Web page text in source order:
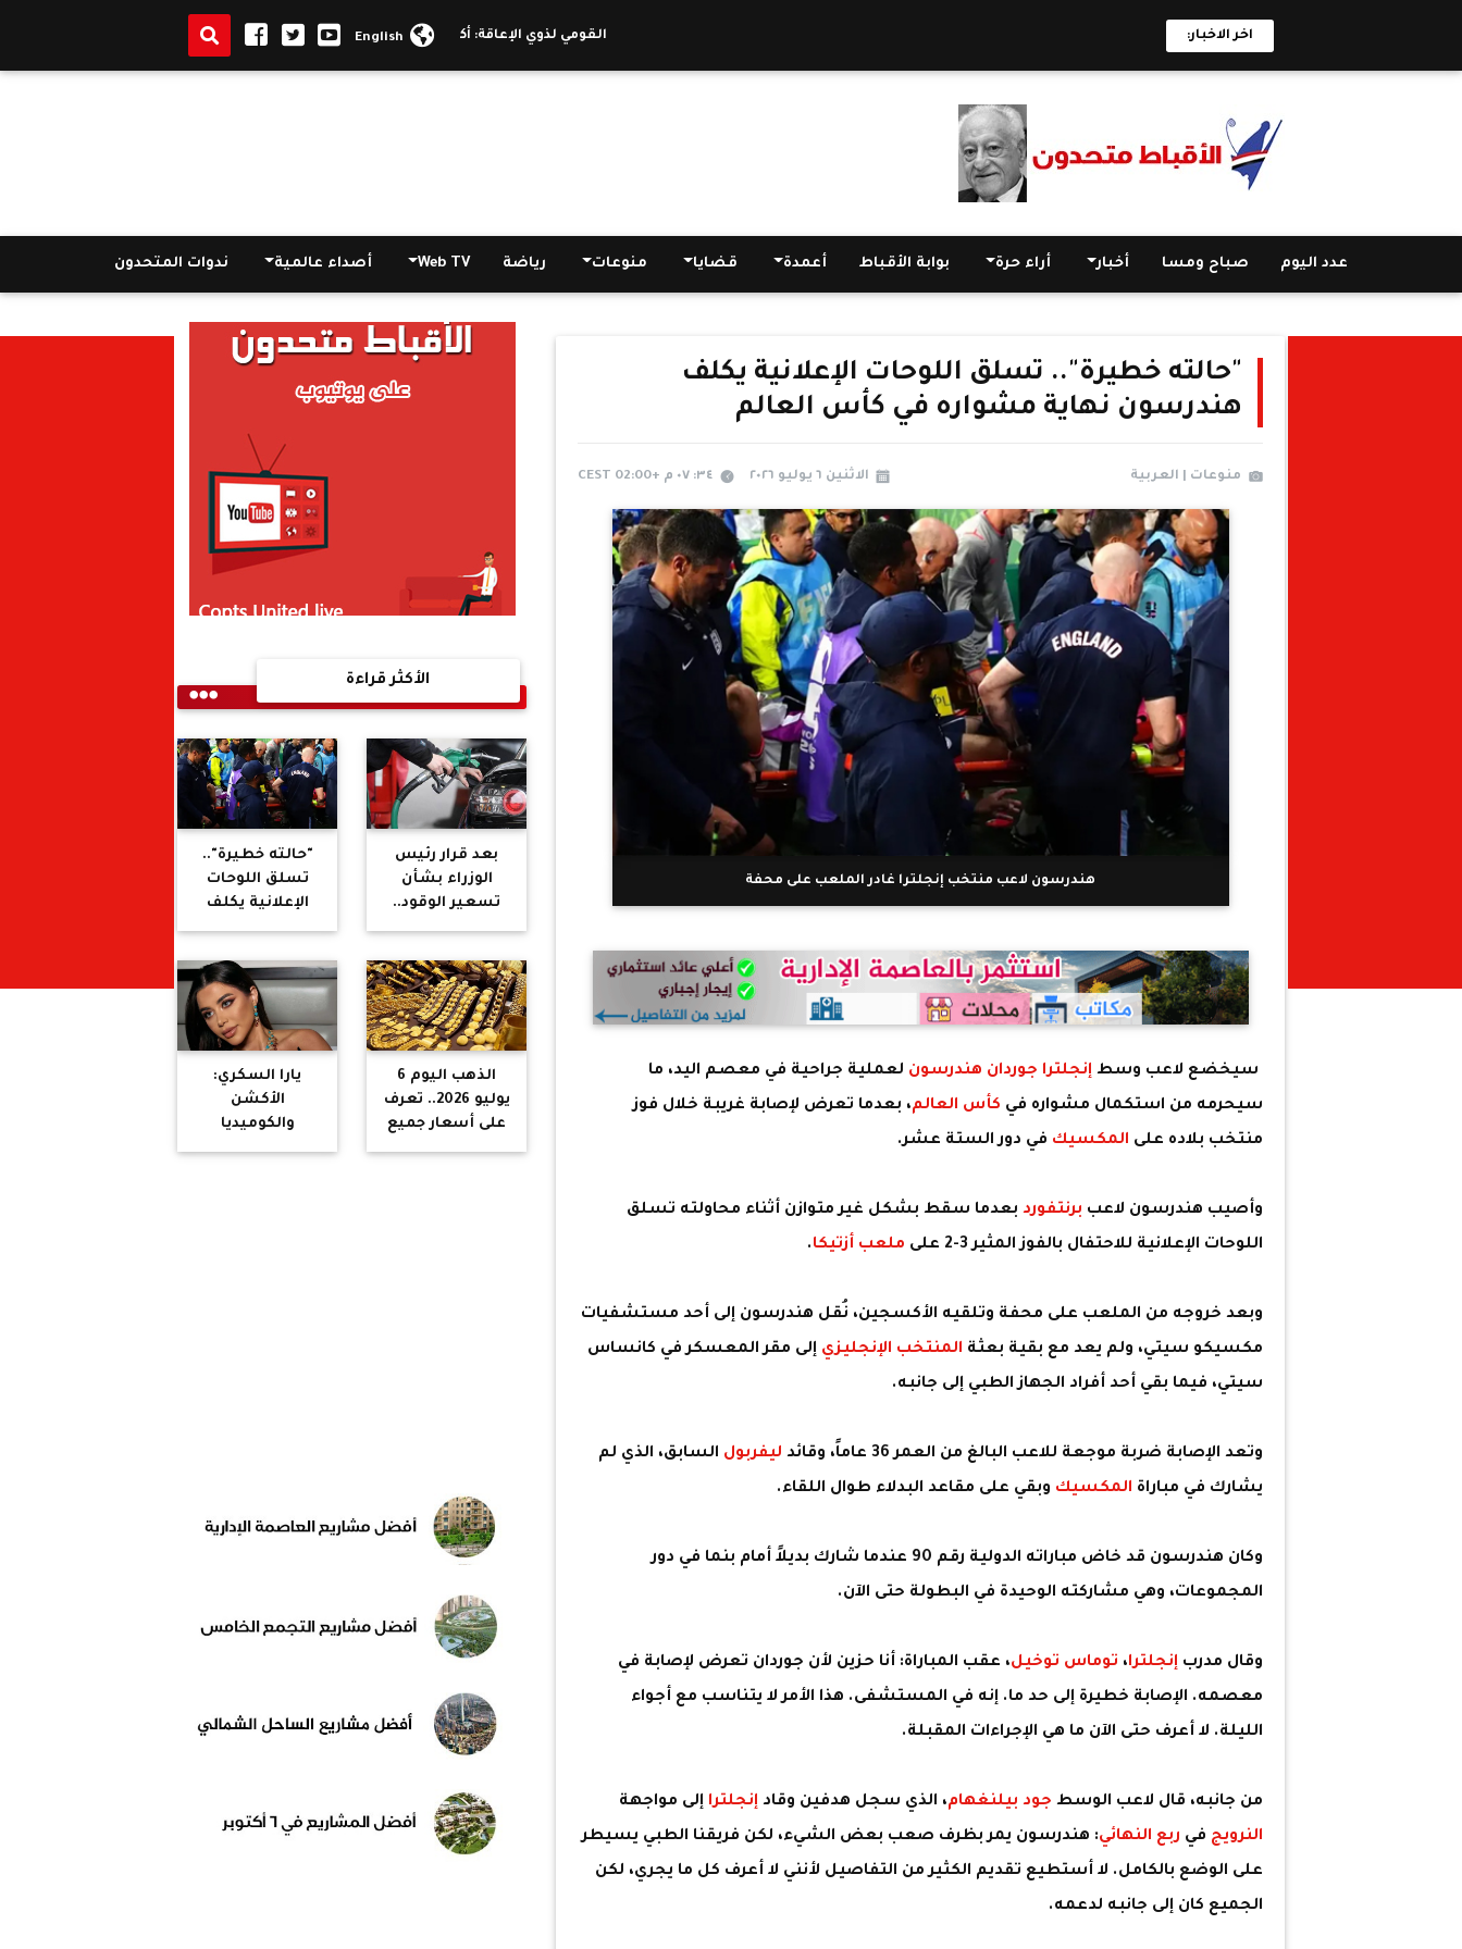
اخر الاخبار: القومي لذوي الإعاقة: أكثر من 10 آلاف أسرة استفادت من مبادرة أسرتي قوتي English
عدد اليوم صباح ومسا أخبار أراء حرة بوابة الأقباط أعمدة قضايا منوعات رياضة Web TV أصداء عالمية ندوات المتحدون
"حالته خطيرة".. تسلق اللوحات الإعلانية يكلف
هندرسون نهاية مشواره في كأس العالم
منوعات | العربية الاثنين ٦ يوليو ٢٠٢٦ ٣٤: ٠٧ م +02:00 CEST
هندرسون لاعب منتخب إنجلترا غادر الملعب على محفة
سيخضع لاعب وسط إنجلترا جوردان هندرسون لعملية جراحية في معصم اليد، ما
سيحرمه من استكمال مشواره في كأس العالم، بعدما تعرض لإصابة غريبة خلال فوز
منتخب بلاده على المكسيك في دور الستة عشر.
وأصيب هندرسون لاعب برنتفورد بعدما سقط بشكل غير متوازن أثناء محاولته تسلق
اللوحات الإعلانية للاحتفال بالفوز المثير 3-2 على
ملعب أزتيكا.
وبعد خروجه من الملعب على محفة وتلقيه الأكسجين، نُقل هندرسون إلى أحد مستشفيات
مكسيكو سيتي، ولم يعد مع بقية بعثة المنتخب الإنجليزي إلى مقر المعسكر في كانساس
سيتي، فيما بقي أحد أفراد الجهاز الطبي إلى جانبه.
وتعد الإصابة ضربة موجعة للاعب البالغ من العمر 36 عاماً، وقائد ليفربول السابق، الذي لم
يشارك في مباراة المكسيك وبقي على مقاعد البدلاء طوال اللقاء.
وكان هندرسون قد خاض مباراته الدولية رقم 90 عندما شارك بديلاً أمام بنما في دور
المجموعات، وهي مشاركته الوحيدة في البطولة حتى الآن.
وقال مدرب إنجلترا، توماس توخيل، عقب المباراة: أنا حزين لأن جوردان تعرض لإصابة في
معصمه. الإصابة خطيرة إلى حد ما. إنه في المستشفى. هذا الأمر لا يتناسب مع أجواء
الليلة. لا أعرف حتى الآن ما هي الإجراءات المقبلة.
من جانبه، قال لاعب الوسط جود بيلنغهام، الذي سجل هدفين وقاد إنجلترا إلى مواجهة
النرويج في ربع النهائي: هندرسون يمر بظرف صعب بعض الشيء، لكن فريقنا الطبي يسيطر
على الوضع بالكامل. لا أستطيع تقديم الكثير من التفاصيل لأنني لا أعرف كل ما يجري، لكن
الجميع كان إلى جانبه لدعمه.
الأكثر قراءة
بعد قرار رئيس
الوزراء بشأن
تسعير الوقود..
"حالته خطيرة"..
تسلق اللوحات
الإعلانية يكلف
العالم
الذهب اليوم 6
يوليو 2026.. تعرف
على أسعار جميع
الأعيرة والجنيه
يارا السكري:
الأكشن
والكوميديا
شجعاني على